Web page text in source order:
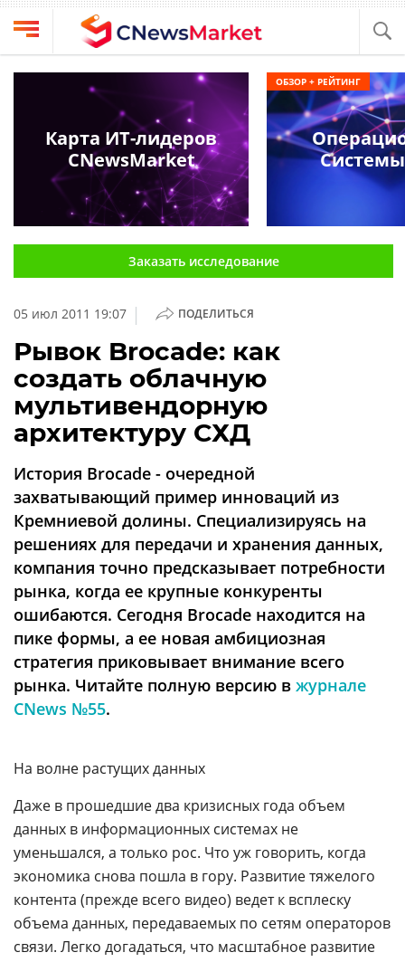
Выбрать
провайдера
Компании
обзоры
О
проекте
CNews
Аналитика
Конференции
Техника
ТВ
Об
издании
Реклама
Вакансии
Контакты
Max
Telegram
Дзен
VK
Rutube
CNews
Конференции
Техника
Заказать исследование
05 июл 2011 19:07 | ПОДЕЛИТЬСЯ
Рывок Brocade: как
создать облачную
мультивендорную
архитектуру СХД
История Brocade - очередной
захватывающий пример инноваций из
Кремниевой долины. Специализируясь на
решениях для передачи и хранения данных,
компания точно предсказывает потребности
рынка, когда ее крупные конкуренты
ошибаются. Сегодня Brocade находится на
пике формы, а ее новая амбициозная
стратегия приковывает внимание всего
рынка. Читайте полную версию в журнале
CNews №55.
На волне растущих данных
Даже в прошедшие два кризисных года объем
данных в информационных системах не
уменьшался, а только рос. Что уж говорить, когда
экономика снова пошла в гору. Развитие тяжелого
контента (прежде всего видео) ведет к всплеску
объема данных, передаваемых по сетям операторов
связи. Легко догадаться, что масштабное развитие
Карта ИТ-лидеров
CNewsMarket
Системы
ОБЗОР + РЕЙТИНГ